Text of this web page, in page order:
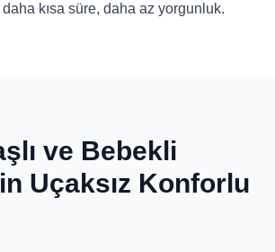
kısa süre, daha az yorgunluk.
ve Bebekli
Uçaksız Konforlu